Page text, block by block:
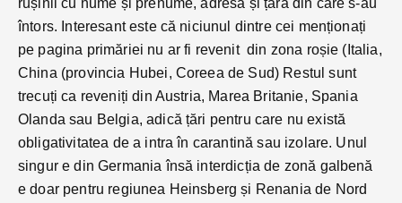
întors. Interesant este că niciunul dintre cei menționați
pe pagina primăriei nu ar fi revenit din zona roșie (Italia,
China (provincia Hubei, Coreea de Sud) Restul sunt
trecuți ca reveniți din Austria, Marea Britanie, Spania
Olanda sau Belgia, adică țări pentru care nu există
obligativitatea de a intra în carantină sau izolare. Unul
singur e din Germania însă interdicția de zonă galbenă
e doar pentru regiunea Heinsberg și Renania de Nord